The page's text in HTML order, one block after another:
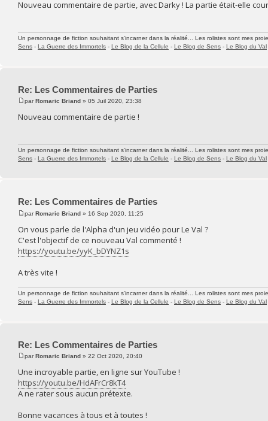
Nouveau commentaire de partie, avec Darky ! La partie était-elle
Un personnage de fiction souhaitant s'incarner dans la réalité... Les rolistes sont mes
Sens - La Guerre des Immortels - Le Blog de la Cellule - Le Blog de Sens - Le Blog du Val
Re: Les Commentaires de Parties
parRomaric Briand » 05 Juil 2020, 23:38
Nouveau commentaire de partie !
Un personnage de fiction souhaitant s'incarner dans la réalité... Les rolistes sont mes
Sens - La Guerre des Immortels - Le Blog de la Cellule - Le Blog de Sens - Le Blog du Val
Re: Les Commentaires de Parties
parRomaric Briand » 16 Sep 2020, 11:25
On vous parle de l'Alpha d'un jeu vidéo pour Le Val ?
C'est l'objectif de ce nouveau Val commenté !
https://youtu.be/yyK_bDYNZ1s
A très vite !
Un personnage de fiction souhaitant s'incarner dans la réalité... Les rolistes sont mes
Sens - La Guerre des Immortels - Le Blog de la Cellule - Le Blog de Sens - Le Blog du Val
Re: Les Commentaires de Parties
parRomaric Briand » 22 Oct 2020, 20:40
Une incroyable partie, en ligne sur YouTube !
https://youtu.be/HdAFrCr8kT4
A ne rater sous aucun prétexte.
Bonne vacances à tous et à toutes !